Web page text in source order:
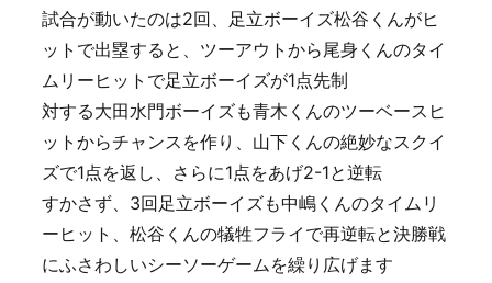
試合が動いたのは2回、足立ボーイズ松谷くんがヒ
ットで出塁すると、ツーアウトから尾身くんのタイ
ムリーヒットで足立ボーイズが1点先制
対する大田水門ボーイズも青木くんのツーベースヒ
ットからチャンスを作り、山下くんの絶妙なスクイ
ズで1点を返し、さらに1点をあげ2-1と逆転
すかさず、3回足立ボーイズも中嶋くんのタイムリ
ーヒット、松谷くんの犠牲フライで再逆転と決勝戦
にふさわしいシーソーゲームを繰り広げます